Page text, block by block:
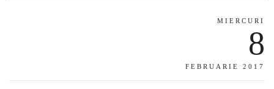
MIERCURI
8
FEBRUARIE 2017